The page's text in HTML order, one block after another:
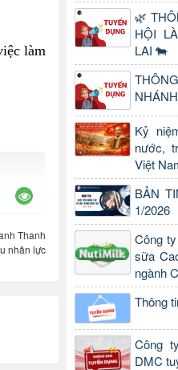
làm
Thanh
nhân lực
🌿
HỘI
LAI 🐄
Kỷ
nước,
Việt
BẢN
1/2026
Công
sữa
ngành
Thông
Công
DMC